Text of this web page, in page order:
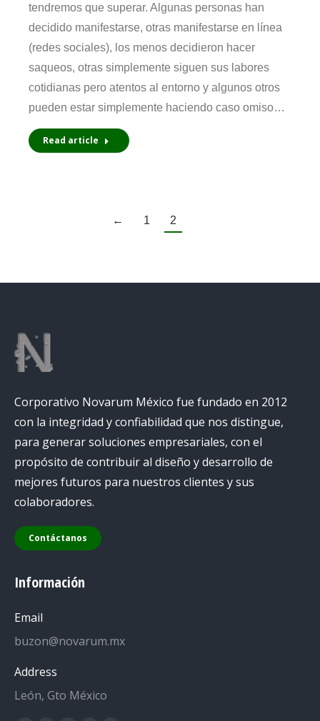
tendremos que superar. Algunas personas han
decidido manifestarse, otras manifestarse en línea
(redes sociales), los menos decidieron hacer
saqueos, otras simplemente siguen sus labores
cotidianas pero atentos al entorno y algunos otros
pueden estar simplemente haciendo caso omiso…
Read article
← 1 2
Corporativo Novarum México fue fundado en 2012
con la integridad y confiabilidad que nos distingue,
para generar soluciones empresariales, con el
propósito de contribuir al diseño y desarrollo de
mejores futuros para nuestros clientes y sus
colaboradores.
Contáctanos
Información
Email
buzon@novarum.mx
Address
León, Gto México